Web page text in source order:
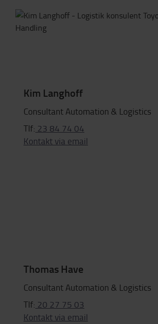
Kim Langhoff
Consultant Automation & Logistics
Tlf: 23 84 74 04
Kontakt via email
Thomas Have
Consultant Automation & Logistics
Tlf: 20 27 75 03
Kontakt via email